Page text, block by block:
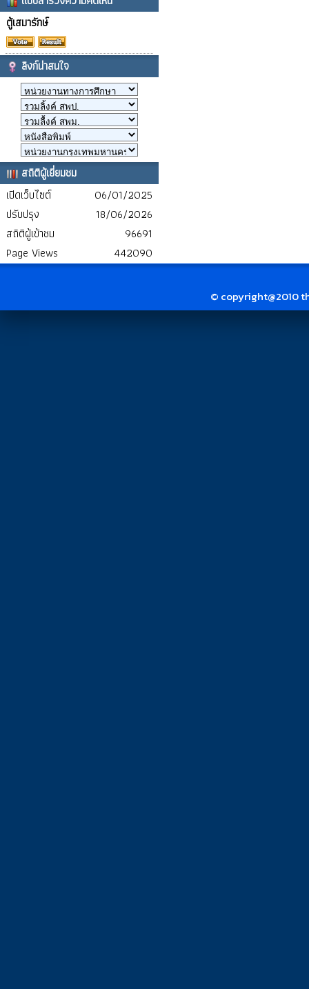
ตู้เสมารักษ์
ลิงก์น่าสนใจ
สถิติผู้เยี่ยมชม
เปิดเว็บไซต์
06/01/2025
ปรับปรุง
18/06/2026
สถิติผู้เข้าชม
96691
Page Views
442090
© copyright@2010